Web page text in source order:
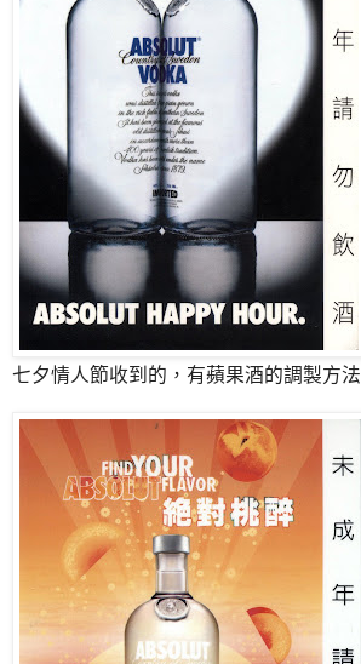
七夕情人節收到的，有蘋果酒的調製方法